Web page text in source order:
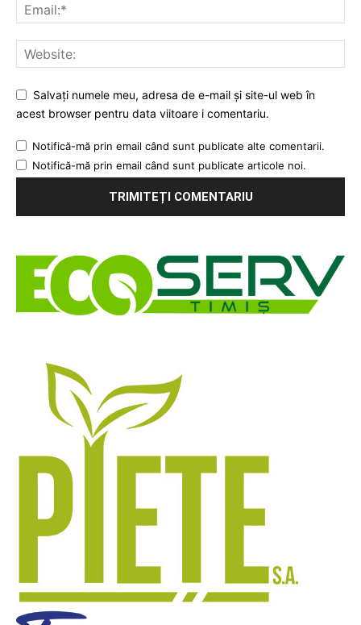
Salvați numele meu, adresa de e-mail și site-ul web în
acest browser pentru data viitoare i comentariu.
Notifică-mă prin email când sunt publicate alte comentarii.
Notifică-mă prin email când sunt publicate articole noi.